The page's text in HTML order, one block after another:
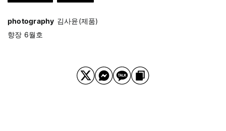
photography 김사윤(제품)
향장 6월호